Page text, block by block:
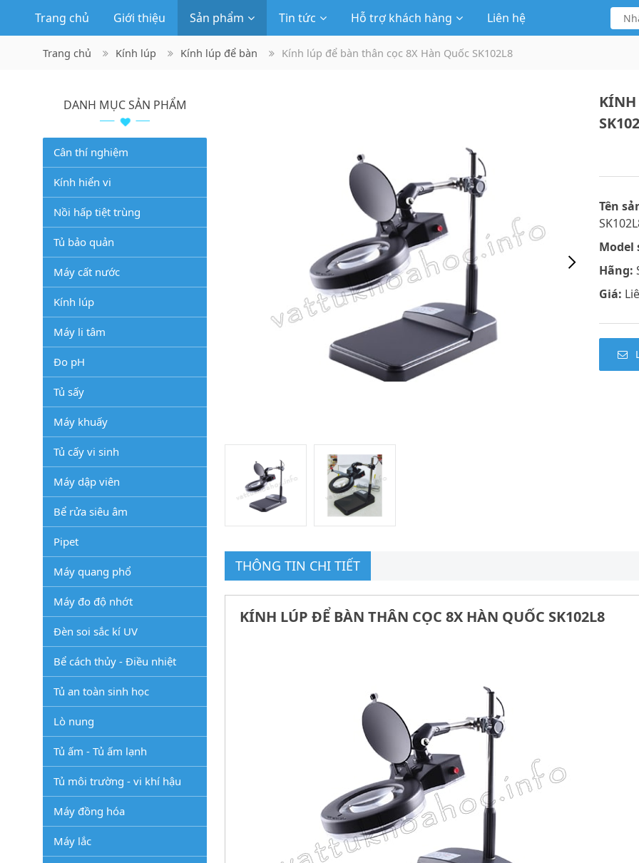
Trang chủ Giới thiệu Sản phẩm Tin tức Hỗ trợ khách hàng Liên hệ
Trang chủ Kính lúp Kính lúp để bàn Kính lúp để bàn thân cọc 8X Hàn Quốc SK102L8
KÍNH
Tên
Model
Hãng:
Giá:
THÔNG TIN CHI TIẾT
KÍNH LÚP ĐỂ BÀN THÂN CỌC 8X HÀN QUỐC SK102L8
DANH MỤC SẢN PHẨM
Cân thí nghiệm
Kính hiển vi
Nồi hấp tiệt trùng
Tủ bảo quản
Máy cất nước
Kính lúp
Máy li tâm
Đo pH
Tủ sấy
Máy khuấy
Tủ cấy vi sinh
Máy dập viên
Bể rửa siêu âm
Pipet
Máy quang phổ
Máy đo độ nhớt
Đèn soi sắc kí UV
Bể cách thủy - Điều nhiệt
Tủ an toàn sinh học
Lò nung
Tủ ấm - Tủ ấm lạnh
Tủ môi trường - vi khí hậu
Máy đồng hóa
Máy lắc